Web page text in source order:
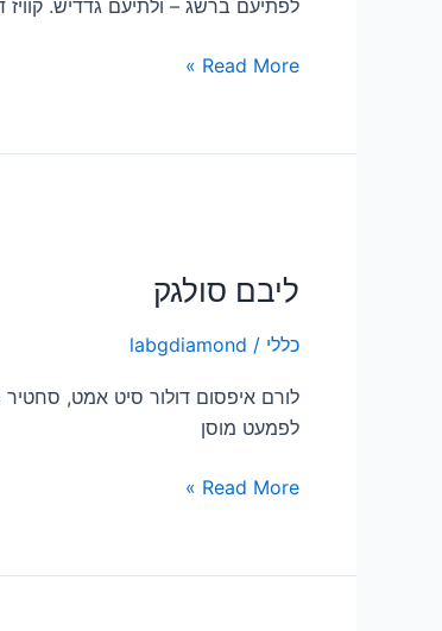
לפתיעם ברשג – ולתיעם גדדיש.
Read More »
ליבם סולגק
כללי /
labgdiamond
לורם איפסום דולור סיט אמט, סחטיר
לפמעט מוסן
Read More »